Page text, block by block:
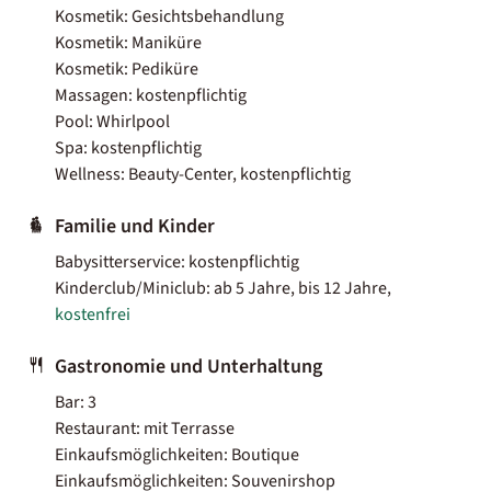
Kosmetik: Gesichtsbehandlung
Kosmetik: Maniküre
Kosmetik: Pediküre
Massagen: kostenpflichtig
Pool: Whirlpool
Spa: kostenpflichtig
Wellness: Beauty-Center, kostenpflichtig
Familie und Kinder
Babysitterservice: kostenpflichtig
Kinderclub/Miniclub: ab 5 Jahre, bis 12 Jahre,
kostenfrei
Gastronomie und Unterhaltung
Bar: 3
Restaurant: mit Terrasse
Einkaufsmöglichkeiten: Boutique
Einkaufsmöglichkeiten: Souvenirshop